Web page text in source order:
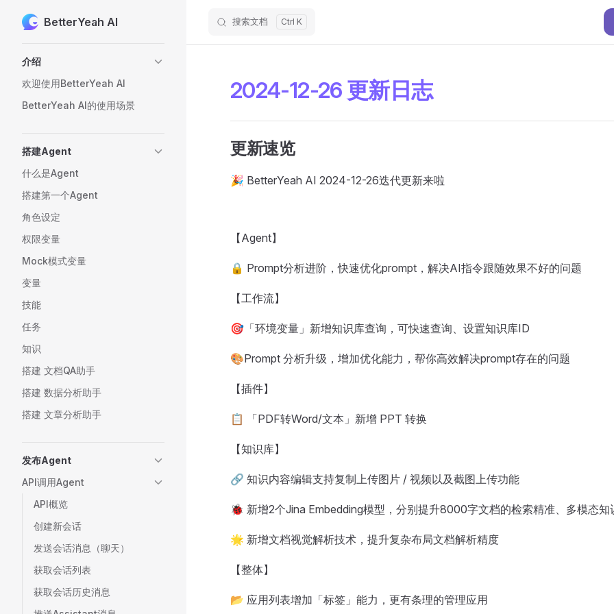
Skip to content
BetterYeah AI 搜索文档
介绍
欢迎使用BetterYeah AI
BetterYeah AI的使用场景
搭建Agent
什么是Agent
搭建第一个Agent
角色设定
权限变量
Mock模式变量
变量
技能
任务
知识
搭建 文档QA助手
搭建 数据分析助手
搭建 文章分析助手
发布Agent
API调用Agent
API概览
创建新会话
发送会话消息（聊天）
获取会话列表
获取会话历史消息
2024-12-26 更新日志
更新速览
🎉 BetterYeah AI 2024-12-26迭代更新来啦
【Agent】
🔒 Prompt分析进阶，快速优化prompt，解决AI指令跟随效果不好的问题
【工作流】
🎯「环境变量」新增知识库查询，可快速查询、设置知识库ID
🎨Prompt 分析升级，增加优化能力，帮你高效解决prompt存在的问题
【插件】
📋 「PDF转Word/文本」新增 PPT 转换
【知识库】
🔗 知识内容编辑支持复制上传图片 / 视频以及截图上传功能
🐞 新增2个Jina Embedding模型，分别提升8000字文档的检索精准、多模态知
🌟 新增文档视觉解析技术，提升复杂布局文档解析精度
【整体】
📂 应用列表增加「标签」能力，更有条理的管理应用